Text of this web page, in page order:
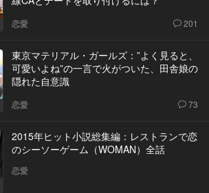
恋愛 201
東京マテリアル・ガールズ：”よく見ると、
可愛いよね”の一言で火がついた、田舎娘の
隠れた自意識
恋愛 73
2015年ヒット小説総集編：レストランで恋
のシーソーゲーム（WOMAN）全話
恋愛